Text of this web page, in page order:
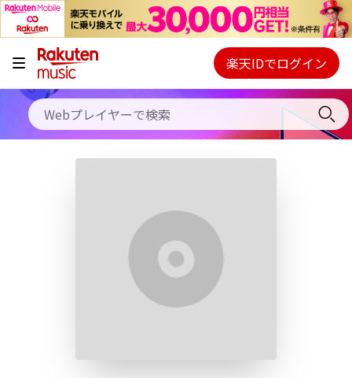
キャンペーン
料金プラン
使い方
Webプレイヤー
ご契約内容の確認・変更
楽天IDでログイン